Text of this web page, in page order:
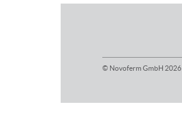
© Novoferm GmbH 2026